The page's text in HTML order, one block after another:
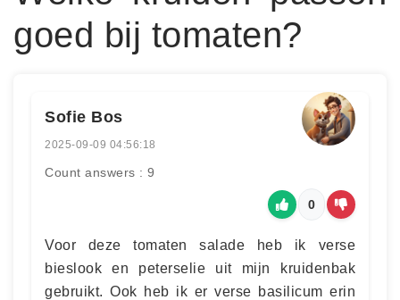
goed bij tomaten?
Sofie Bos
2025-09-09 04:56:18
Count answers : 9
0
Voor deze tomaten salade heb ik verse
bieslook en peterselie uit mijn kruidenbak
gebruikt. Ook heb ik er verse basilicum erin